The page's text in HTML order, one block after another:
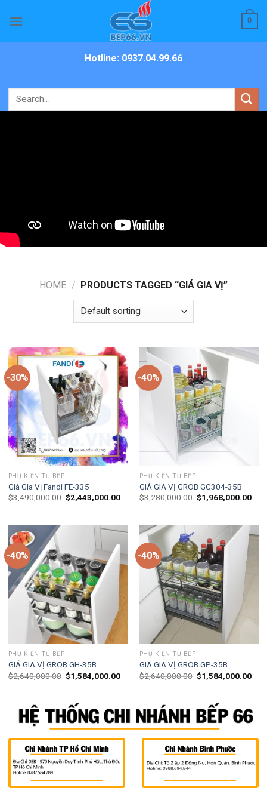
0
Hotline: 0937.04.99.66
Search
for:
HOME / PRODUCTS TAGGED “GIÁ GIA VỊ”
-30%
PHỤ KIỆN TỦ BẾP
Giá Gia Vị Fandi FE-335
$3,490,000.00 $2,443,000.00
-40%
PHỤ KIỆN TỦ BẾP
GIÁ GIA VỊ GROB GC304-35B
$3,280,000.00 $1,968,000.00
-40%
PHỤ KIỆN TỦ BẾP
GIÁ GIA VỊ GROB GH-35B
$2,640,000.00 $1,584,000.00
-40%
PHỤ KIỆN TỦ BẾP
GIÁ GIA VỊ GROB GP-35B
$2,640,000.00 $1,584,000.00